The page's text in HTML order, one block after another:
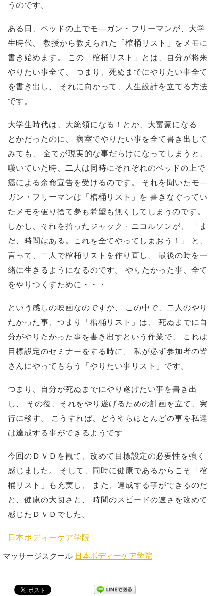
うのです。
ある日、ベッドの上でモ―ガン・フリーマンが、大学
生時代、
教授から教えられた「棺桶リスト」をメモに
書き始めます。
この「棺桶リスト」とは、自分が将来
やりたい事全て、
つまり、死ぬまでにやりたい事全て
を書き出し、
それに向かって、人生設計を立てる方法
です。
大学生時代は、大統領になる！とか、大富豪になる！
とかだったのに、
病室でやりたい事を全て書き出して
みても、
全てが現実的な事だらけになってしまうと、
嘆いていた時、二人は同時にそれぞれのベッドの上で
癌による余命宣告を受けるのです。
それを聞いたモ―
ガン・フリーマンは「棺桶リスト」を 書きなぐってい
たメモを破り捨て夢も希望も無くしてしまうのです。
しかし、それを拾ったジャック・ニコルソンが、
「ま
だ、時間はある。これを全てやってしまおう！」
と、
言って、二人で棺桶リストを作り直し、
最後の時を一
緒に生きるようになるのです。
やりたかった事、全て
をやりつくすために・・・
という感じの映画なのですが、
この中で、二人のやり
たかった事、つまり「棺桶リスト」は、
死ぬまでに自
分がやりたかった事を書き出すという作業で、
これは
目標設定のセミナーをする時に、
私が必ず参加者の皆
さんにやってもらう「やりたい事リスト」です。
つまり、自分が死ぬまでにやり遂げたい事を書き出
し、
その後、それをやり遂げるための計画を立て、実
行に移す。
こうすれば、どうやらほとんどの事を私達
は達成する事ができるようです。
今回のＤＶＤを観て、改めて目標設定の必要性を強く
感じました。
そして、同時に健康であるからこそ「棺
桶リスト」も充実し、
また、達成する事ができるのだ
と、健康の大切さと、
時間のスピードの速さを改めて
感じたＤＶＤでした。
日本ボディーケア学院
マッサージスクール 日本ボディーケア学院